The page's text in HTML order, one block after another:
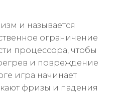
и называется
ограничение
процессора, чтобы
и повреждение
игра начинает
фризы и падения